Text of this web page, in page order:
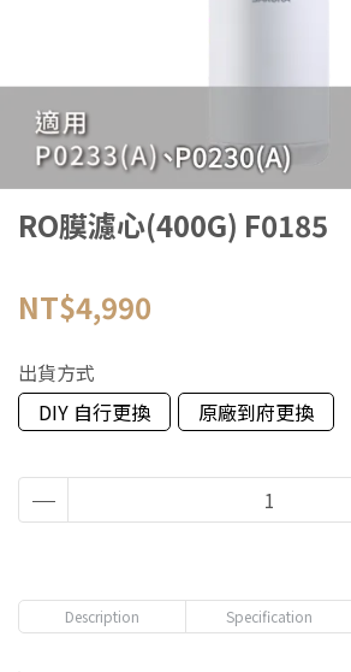
RO膜濾心(400G) F0185
NT$4,990
出貨方式
DIY 自行更換
原廠到府更換
Description Specification